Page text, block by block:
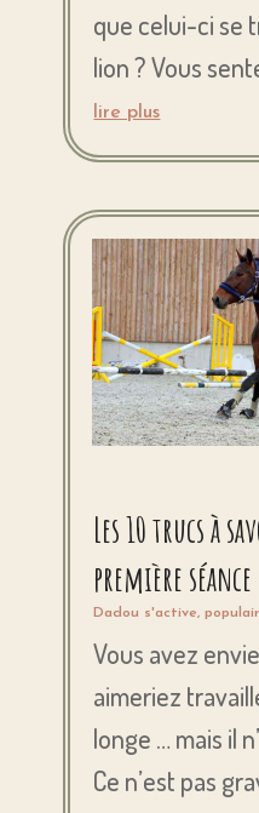
que celui-ci se
lion ? Vous
lire plus
Les 10 trucs à
première
Dadou s'active,
Vous avez
aimeriez
longe … mais il
Ce n’est pas